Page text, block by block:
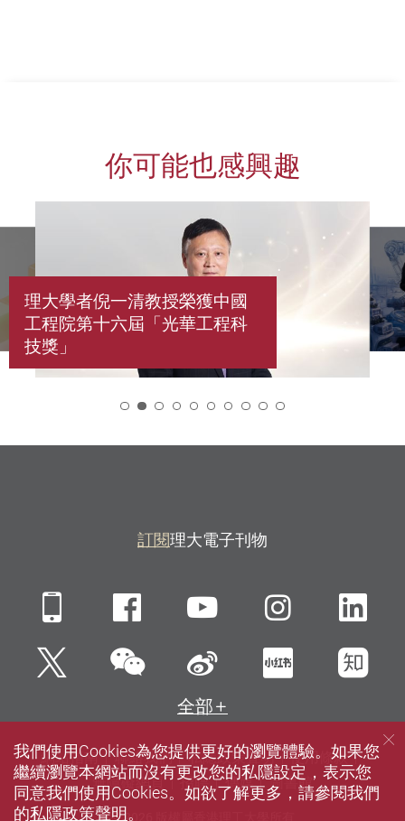
你可能也感興趣
理大學者倪一清教授榮獲中國
工程院第十六屆「光華工程科
技獎」
訂閱理大電子刊物
Mobile FacebookYouTube
Twitter微信 新浪微博小紅書知
全部
網站指南 聯絡我們 私隱政策聲明
使用條款
無障礙網頁
招聘 傳媒 圖書館
© 2026 版權屬香港理工大學所有
我們使用Cookies為您提供更好的瀏覽體驗。如果您
繼續瀏覽本網站而沒有更改您的私隱設定，表示您
同意我們使用Cookies。如欲了解更多，請參閱我們
的私隱政策聲明。